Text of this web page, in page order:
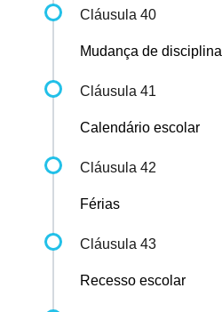
Cláusula 40
Mudança de disciplina
Cláusula 41
Calendário escolar
Cláusula 42
Férias
Cláusula 43
Recesso escolar